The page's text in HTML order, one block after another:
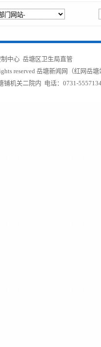
中心 岳塘区卫生局直管
reserved 岳塘新闻网（红网岳塘
铺机关二院内 电话：0731-